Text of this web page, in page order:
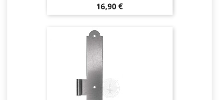
Hinta
16,90 €